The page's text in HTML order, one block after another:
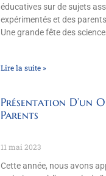
éducatives sur de sujets
expérimentés et des
Une grande fête des
Lire la suite »
Présentation D’un
Parents
11 mai 2023
Cette année, nous avons